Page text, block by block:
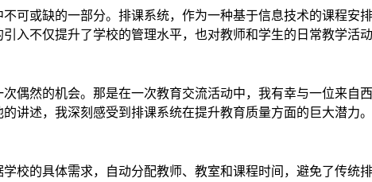
可或缺的一部分。排课系统，作为一种基于信息技术的课程安
入不仅提升了学校的管理水平，也对教师和学生的日常教学活动
偶然的机会。那是在一次教育交流活动中，我有幸与一位来
讲述，我深刻感受到排课系统在提升教育质量方面的巨大潜力。
校的具体需求，自动分配教师、教室和课程时间，避免了传